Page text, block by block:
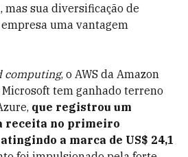
mas sua diversificação de
uma vantagem
computing, o AWS da Amazon
tem ganhado terreno
que registrou um
receita no primeiro
a marca de US$ 24,1